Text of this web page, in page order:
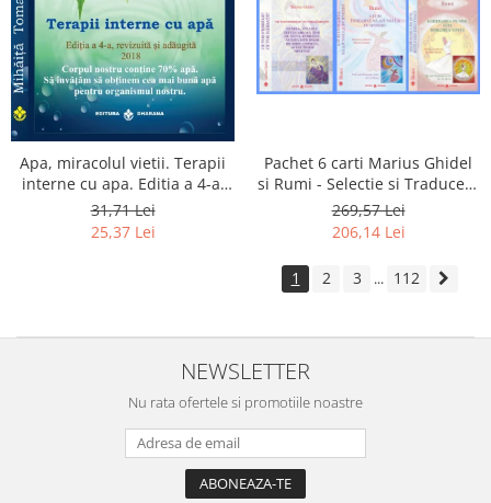
Apa, miracolul vietii. Terapii
interne cu apa. Editia a 4-a,
revizuita si adaugita.
31,71 Lei
25,37 Lei
Pachet 6 carti Marius Ghidel
si Rumi - Selectie si Traducere
de Marius Ghidel
269,57 Lei
206,14 Lei
1 2 3 ... 112
NEWSLETTER
Nu rata ofertele si promotiile noastre